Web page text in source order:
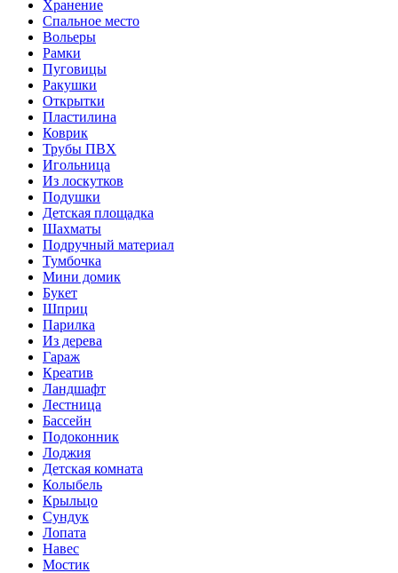
Хранение
Спальное место
Вольеры
Рамки
Пуговицы
Ракушки
Открытки
Пластилина
Коврик
Трубы ПВХ
Игольница
Из лоскутков
Подушки
Детская площадка
Шахматы
Подручный материал
Тумбочка
Мини домик
Букет
Шприц
Парилка
Из дерева
Гараж
Креатив
Ландшафт
Лестница
Бассейн
Подоконник
Лоджия
Детская комната
Колыбель
Крыльцо
Сундук
Лопата
Навес
Мостик